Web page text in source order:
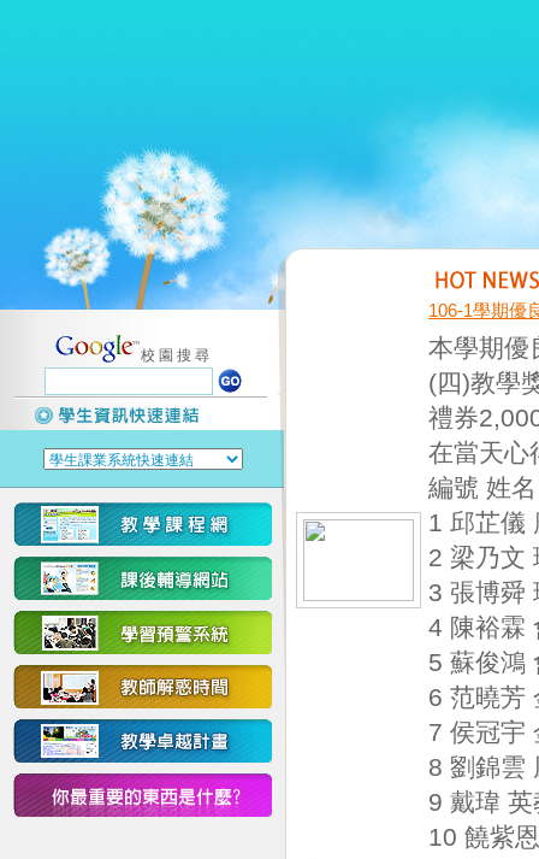
校 園 搜 尋
106-1學期優
本學期優
(四)教學
禮券
在當天心
編號 姓
1 邱芷儀
2 梁乃文
3 張博舜
4 陳裕霖
5 蘇俊鴻
6 范曉芳
7 侯冠宇
8 劉錦雲
9 戴瑋
10 饒紫